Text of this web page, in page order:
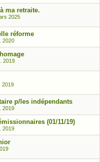
ma retraite.
2025
réforme
2020
2019
2019
p/les indépendants
2019
(01/11/19)
2019